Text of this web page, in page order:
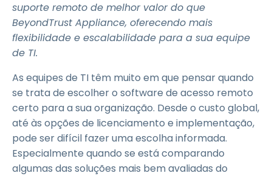
suporte remoto de melhor valor do que
BeyondTrust Appliance, oferecendo mais
flexibilidade e escalabilidade para a sua equipe
de TI.
As equipes de TI têm muito em que pensar quando
se trata de escolher o software de acesso remoto
certo para a sua organização. Desde o custo global,
até às opções de licenciamento e implementação,
pode ser difícil fazer uma escolha informada.
Especialmente quando se está comparando
algumas das soluções mais bem avaliadas do